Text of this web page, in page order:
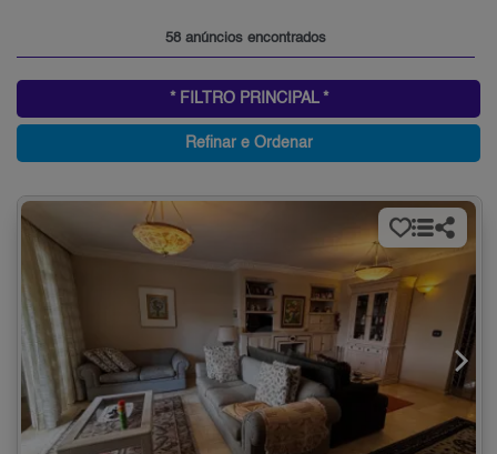
58 anúncios encontrados
* FILTRO PRINCIPAL *
Refinar e Ordenar